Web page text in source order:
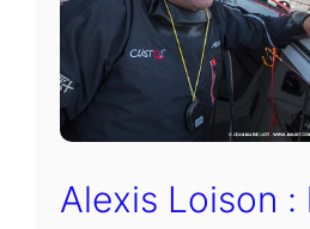
Alexis Loison :